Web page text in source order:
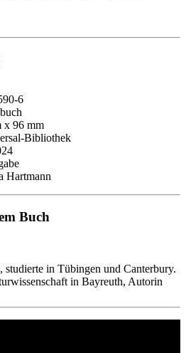
6
x 96 mm
Bibliothek
Hartmann
Buch
studierte in Tübingen und Canterbury.
in Bayreuth, Autorin